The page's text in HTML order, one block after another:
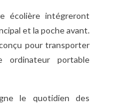
écolière intégreront
et la poche avant.
pour transporter
ordinateur portable
le quotidien des